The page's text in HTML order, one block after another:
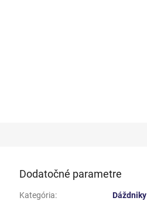
Dodatočné parametre
Kategória:
Dáždniky